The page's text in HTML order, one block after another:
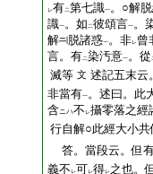
レ有二第七識一。○解
識一。如 二彼頌言一。
解
脱諸惑一。非レ曾
言。有二染汚意一。從
滅等 文 述記五末云
非當有一。述曰。此
含ニハ不 レ攝零落之經
行自解○此經大小
答。當段云。但
義不 レ可レ得レ之也。